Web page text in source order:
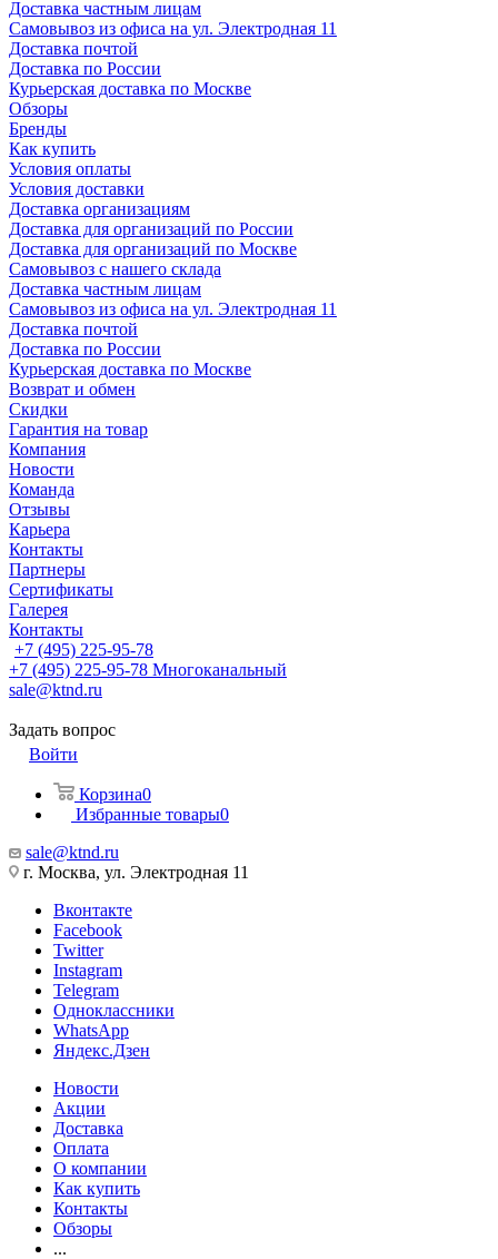
Доставка частным лицам
Самовывоз из офиса на ул. Электродная 11
Доставка почтой
Доставка по России
Курьерская доставка по Москве
Обзоры
Бренды
Как купить
Условия оплаты
Условия доставки
Доставка организациям
Доставка для организаций по России
Доставка для организаций по Москве
Самовывоз с нашего склада
Доставка частным лицам
Самовывоз из офиса на ул. Электродная 11
Доставка почтой
Доставка по России
Курьерская доставка по Москве
Возврат и обмен
Скидки
Гарантия на товар
Компания
Новости
Команда
Отзывы
Карьера
Контакты
Партнеры
Сертификаты
Галерея
Контакты
+7 (495) 225-95-78
+7 (495) 225-95-78 Многоканальный
sale@ktnd.ru
Задать вопрос
Войти
Корзина0
Избранные товары0
sale@ktnd.ru
г. Москва, ул. Электродная 11
Вконтакте
Facebook
Twitter
Instagram
Telegram
Одноклассники
WhatsApp
Яндекс.Дзен
Новости
Акции
Доставка
Оплата
О компании
Как купить
Контакты
Обзоры
...